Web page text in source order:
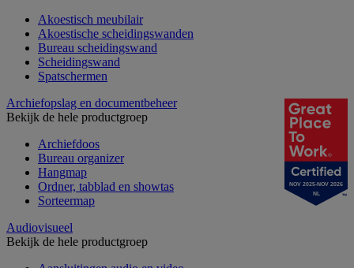
Akoestisch meubilair
Akoestische scheidingswanden
Bureau scheidingswand
Scheidingswand
Spatschermen
Archiefopslag en documentbeheer
Bekijk de hele productgroep
Archiefdoos
Bureau organizer
Hangmap
Ordner, tabblad en showtas
Sorteermap
Audiovisueel
Bekijk de hele productgroep
NOV 2025-NOV 2026
NL